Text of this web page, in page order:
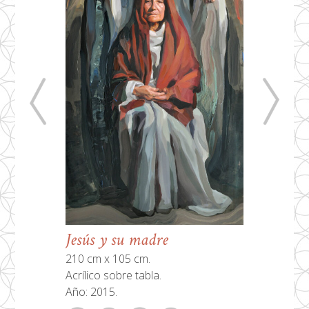
Jesús y su madre
210 cm x 105 cm.
Acrílico sobre tabla.
Año: 2015.